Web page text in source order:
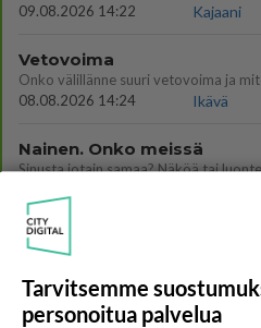
09.08.2026 14:22
Kajaani
Vetovoima
08.08.2026 14:24
Ikävä
Nainen. Onko meissä
Sinusta jotain samaa? Näköä tai
Onko täällä ketään
Joka kaipaa M alkuista? Millä
08.08.2026 19:54
Ikävä
Tarvitsemme
personoitua palvelua